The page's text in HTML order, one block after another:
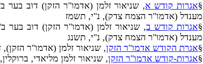
§אגרות קודש א, שניאור זלמן (אדמו"ר הזקן) דוב בער
מענדל (אדמו"ר הצמח צדק), נ"י, תשמז
§אגרות קודש ב, שניאור זלמן (אדמו"ר הזקן) דוב בער
מענדל (אדמו"ר הצמח צדק), נ"י, תשנג
§אגרת הקודש אדמו"ר הזקן, שניאור זלמן (אדמו"ר הזקן),
§אגרות-קודש אדמו"ר הזקן, שניאור זלמן מליאדי,